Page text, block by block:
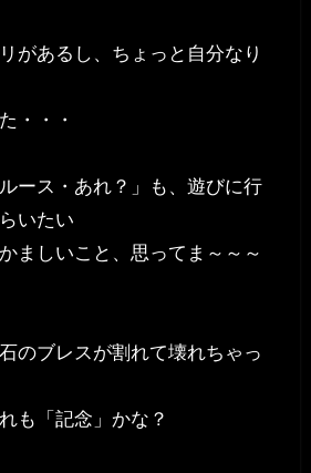
があるし、ちょっと自分なり
・・・
ース・あれ？」も、遊びに行
いたい
ましいこと、思ってま～～～
のブレスが割れて壊れちゃっ
も「記念」かな？